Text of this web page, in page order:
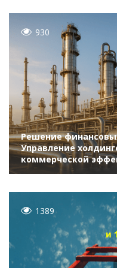
930
Решение
Управление
коммерческой
«КНГК-ИНПЗ»
ИНПЗ»)
1389